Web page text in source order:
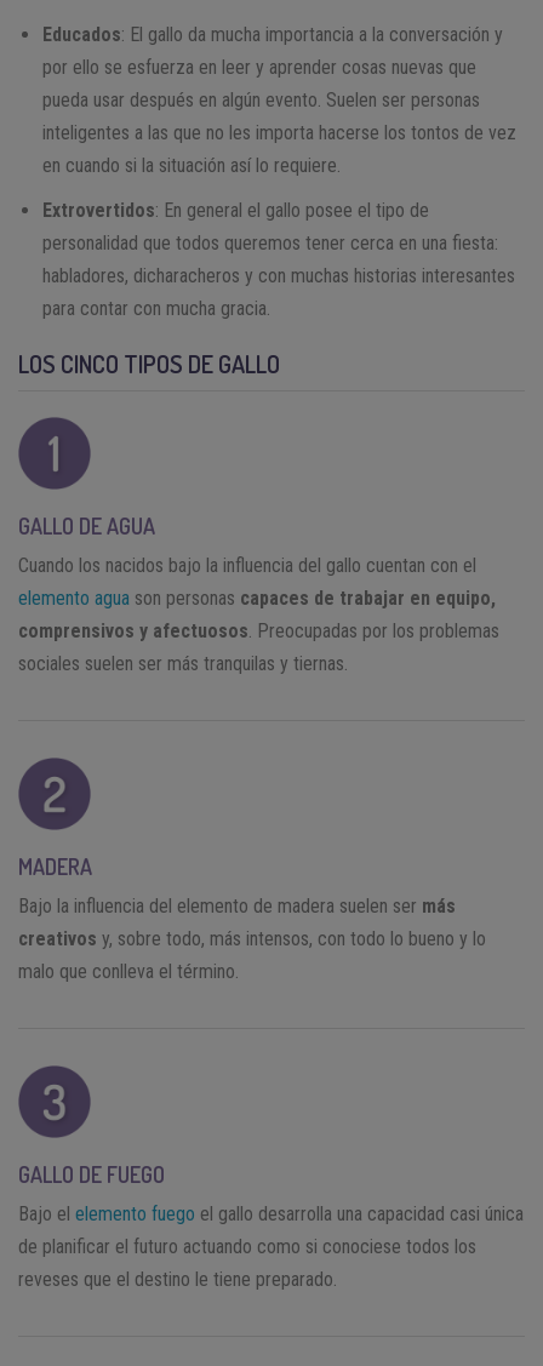
Educados: El gallo da mucha importancia a la conversación y
por ello se esfuerza en leer y aprender cosas nuevas que
pueda usar después en algún evento. Suelen ser personas
inteligentes a las que no les importa hacerse los tontos de vez
en cuando si la situación así lo requiere.
Extrovertidos: En general el gallo posee el tipo de
personalidad que todos queremos tener cerca en una fiesta:
habladores, dicharacheros y con muchas historias interesantes
para contar con mucha gracia.
LOS CINCO TIPOS DE GALLO
GALLO DE AGUA
Cuando los nacidos bajo la influencia del gallo cuentan con el
elemento agua son personas capaces de trabajar en equipo,
comprensivos y afectuosos. Preocupadas por los problemas
sociales suelen ser más tranquilas y tiernas.
MADERA
Bajo la influencia del elemento de madera suelen ser más
creativos y, sobre todo, más intensos, con todo lo bueno y lo
malo que conlleva el término.
GALLO DE FUEGO
Bajo el elemento fuego el gallo desarrolla una capacidad casi única
de planificar el futuro actuando como si conociese todos los
reveses que el destino le tiene preparado.